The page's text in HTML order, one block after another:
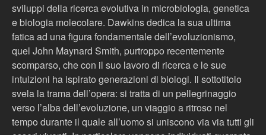
sviluppi della ricerca evolutiva in microbiologia, genetica
e biologia molecolare. Dawkins dedica la sua ultima
fatica ad una figura fondamentale dell’evoluzionismo,
quel John Maynard Smith, purtroppo recentemente
scomparso, che con il suo lavoro di ricerca e le sue
intuizioni ha ispirato generazioni di biologi. Il sottotitolo
svela la trama dell’opera: si tratta di un pellegrinaggio
verso l’alba dell’evoluzione, un viaggio a ritroso nel
tempo durante il quale all’uomo si uniscono via via tutti gli